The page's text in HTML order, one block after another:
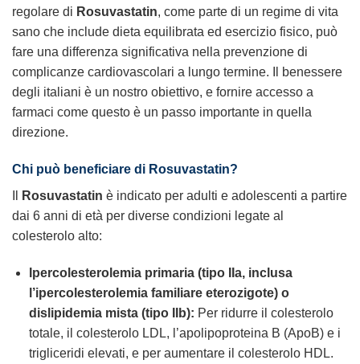
regolare di Rosuvastatin, come parte di un regime di vita
sano che include dieta equilibrata ed esercizio fisico, può
fare una differenza significativa nella prevenzione di
complicanze cardiovascolari a lungo termine. Il benessere
degli italiani è un nostro obiettivo, e fornire accesso a
farmaci come questo è un passo importante in quella
direzione.
Chi può beneficiare di Rosuvastatin?
Rosuvastatin è indicato per adulti e adolescenti a partire
dai 6 anni di età per diverse condizioni legate al
colesterolo alto:
Ipercolesterolemia primaria (tipo IIa, inclusa
l’ipercolesterolemia familiare eterozigote) o
dislipidemia mista (tipo IIb): Per ridurre il colesterolo
totale, il colesterolo LDL, l’apolipoproteina B (ApoB) e i
trigliceridi elevati, e per aumentare il colesterolo HDL.